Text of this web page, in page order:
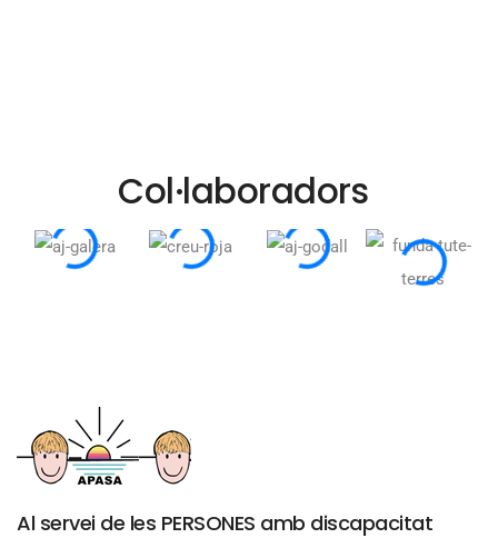
Col·laboradors
Al servei de les PERSONES amb discapacitat